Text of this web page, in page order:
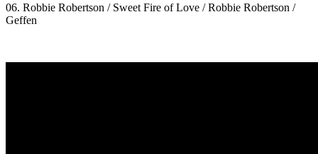
06. Robbie Robertson / Sweet Fire of Love / Robbie Robertson /
Geffen